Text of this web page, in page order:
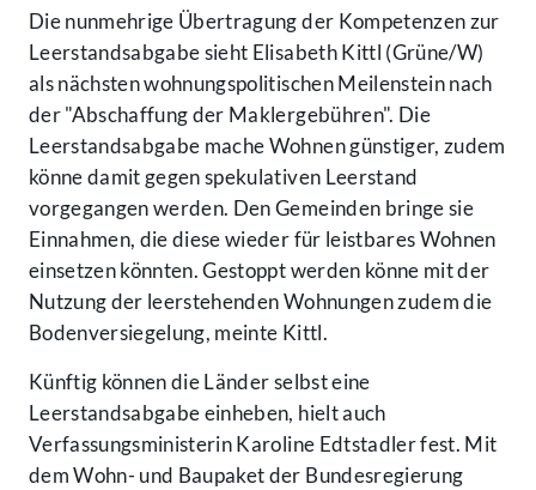
Die nunmehrige Übertragung der Kompetenzen zur
Leerstandsabgabe sieht Elisabeth Kittl (Grüne/W)
als nächsten wohnungspolitischen Meilenstein nach
der "Abschaffung der Maklergebühren". Die
Leerstandsabgabe mache Wohnen günstiger, zudem
könne damit gegen spekulativen Leerstand
vorgegangen werden. Den Gemeinden bringe sie
Einnahmen, die diese wieder für leistbares Wohnen
einsetzen könnten. Gestoppt werden könne mit der
Nutzung der leerstehenden Wohnungen zudem die
Bodenversiegelung, meinte Kittl.
Künftig können die Länder selbst eine
Leerstandsabgabe einheben, hielt auch
Verfassungsministerin Karoline Edtstadler fest. Mit
dem Wohn- und Baupaket der Bundesregierung